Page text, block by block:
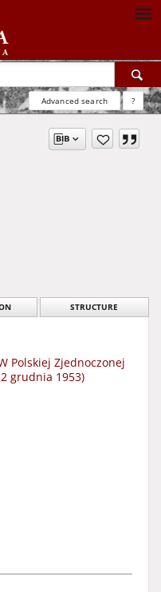
Advanced search ?
STRUCTURE
Polskiej Zjednoczonej
grudnia 1953)